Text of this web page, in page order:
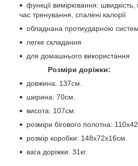
функції вимірювання: швидкість,
час тренування, спалені калорії
обладнана протиударною
легке складання
для домашнього використання
Розміри доріжки:
довжина: 137см.
ширина: 70см.
висота: 107см.
розміри бігового полотна:
розмір коробки: 148x72x16см.
вага доріжки: 31кг.